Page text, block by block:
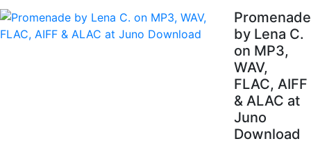
Promenade
by Lena C.
on MP3,
WAV,
FLAC, AIFF
& ALAC at
Juno
Download